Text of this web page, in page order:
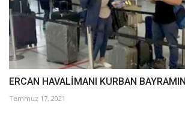
ERCAN HAVALİMANI KURBAN
Temmuz 17, 2021